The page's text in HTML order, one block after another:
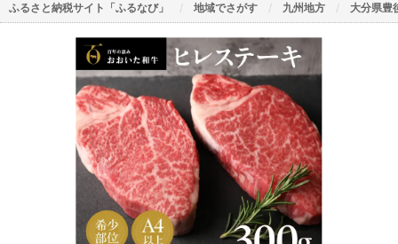
ふるさと納税サイト「ふるなび」 地域でさがす 九州地方 大分県豊